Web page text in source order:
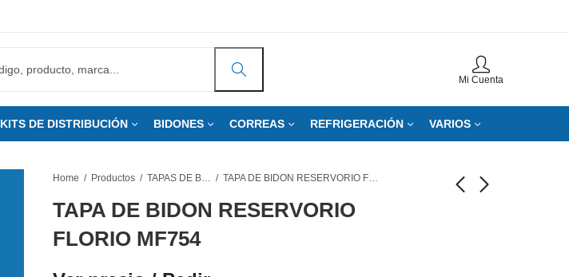
Mi Cuenta
KITS DE DISTRIBUCIÓN BIDONES CORREAS REFRIGERACIÓN VARIOS
Home Productos TAPAS DE BIDONES TAPA DE BIDON RESERVORIO FLORIO MF754
TAPA DE BIDON RESERVORIO
FLORIO MF754